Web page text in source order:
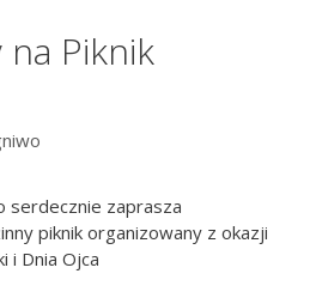
na Piknik
serdecznie zaprasza
piknik organizowany z okazji
i Dnia Ojca